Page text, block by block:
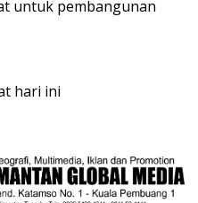
untuk pembangunan
hari ini